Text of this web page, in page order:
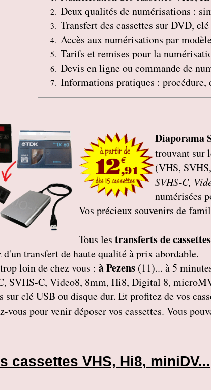
Deux qualités de numérisations :
Transfert des cassettes sur DVD,
Accès aux numérisations par
Tarifs et remises pour la
Devis en ligne ou commande de
Informations pratiques : procédure,
Diaporama
trouvant sur
(VHS,
SVHS-C,
numérisées
Vos précieux souvenirs de
Tous les transferts de
transfert de haute qualité à prix abordable.
loin de chez vous : à Pezens (11)... à 5
SVHS-C, Video8, 8mm, Hi8, Digital 8,
clé USB ou disque dur. Et profitez de vos
vous pour venir déposer vos cassettes. Vous
cassettes VHS, Hi8, miniDV...